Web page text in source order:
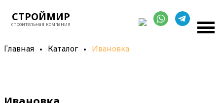
СТРОЙМИР
строительная компания
Главная Каталог Ивановка